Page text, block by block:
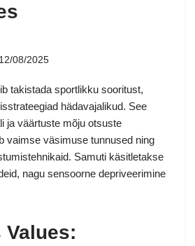
12/08/2025
takistada sportlikku sooritust,
hädavajalikud. See
ja väärtuste mõju otsuste
vaimse väsimuse tunnused ning
Samuti käsitletakse
nagu sensoorne depriveerimine